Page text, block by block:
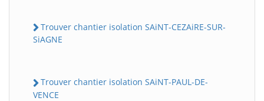
Trouver chantier isolation SAiNT-CEZAiRE-SUR-
SiAGNE
Trouver chantier isolation SAiNT-PAUL-DE-
VENCE